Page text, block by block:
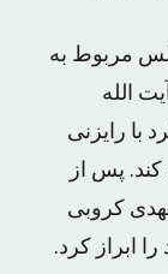
مربوط به
الله
با رایزنی
کند. پس از
کروبی
ابراز کرد.